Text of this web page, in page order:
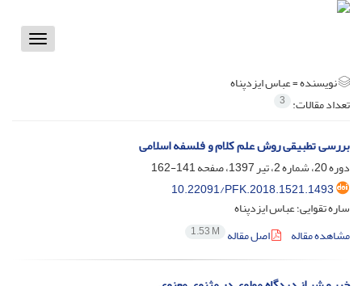
Toggle
نویسنده =عباس ایزدپناه
تعداد مقالات: 3
بررسی تطبیقی روش علم کلام و فلسفه اسلامی
دوره 20، شماره 2، تیر 1397، صفحه
141-162
10.22091/PFK.2018.1521.1493
ساره تقوایی؛ عباس ایزدپناه
مشاهده مقاله
اصل مقاله 1.53 M